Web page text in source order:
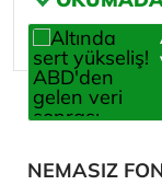
NEMASIZ